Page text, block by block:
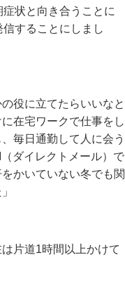
状と向き合うことに
することにしまし
役に立てたらいいなと
在宅ワークで仕事をし
毎日通勤して人に会う
ダイレクトメール）で
かいていない冬でも関
片道1時間以上かけて